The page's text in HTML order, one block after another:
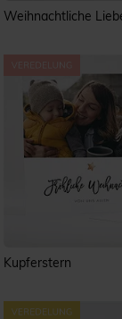
Weihnachtliche
Kupferstern